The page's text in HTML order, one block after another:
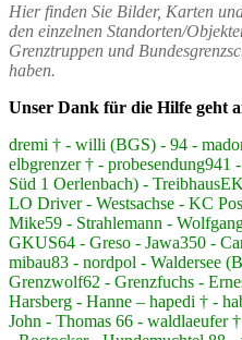
Hier finden Sie Bilder, Karten
den einzelnen Standorten/
Grenztruppen und
haben.
Unser Dank für die Hilfe geht
dremi † - willi (BGS) - 94 -
elbgrenzer † -
Süd 1 Oerlenbach) -
LO Driver - Westsachse - KC
Mike59 - Strahlemann -
GKUS64 - Greso - Jawa350 -
mibau83 - nordpol - Waldersee
Grenzwolf62 - Grenzfuchs -
Harsberg - Hanne – hapedi † -
John - Thomas 66 - waldlaeufer